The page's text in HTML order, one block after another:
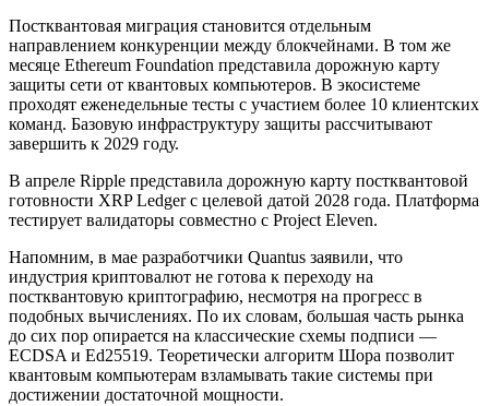
Постквантовая миграция становится отдельным
направлением конкуренции между блокчейнами. В том же
месяце Ethereum Foundation представила дорожную карту
защиты сети от квантовых компьютеров. В экосистеме
проходят еженедельные тесты с участием более 10 клиентских
команд. Базовую инфраструктуру защиты рассчитывают
завершить к 2029 году.
В апреле Ripple представила дорожную карту постквантовой
готовности XRP Ledger с целевой датой 2028 года. Платформа
тестирует валидаторы совместно с Project Eleven.
Напомним, в мае разработчики Quantus заявили, что
индустрия криптовалют не готова к переходу на
постквантовую криптографию, несмотря на прогресс в
подобных вычислениях. По их словам, большая часть рынка
до сих пор опирается на классические схемы подписи —
ECDSA и Ed25519. Теоретически алгоритм Шора позволит
квантовым компьютерам взламывать такие системы при
достижении достаточной мощности.